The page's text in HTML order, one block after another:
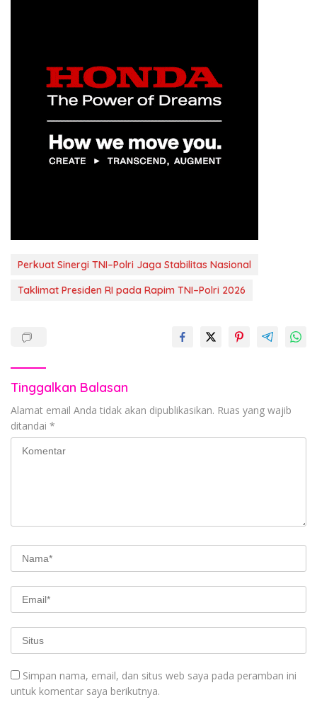
Perkuat Sinergi TNI–Polri Jaga Stabilitas Nasional
Taklimat Presiden RI pada Rapim TNI–Polri 2026
Tinggalkan Balasan
Alamat email Anda tidak akan dipublikasikan. Ruas yang wajib
ditandai *
Simpan nama, email, dan situs web saya pada peramban ini
untuk komentar saya berikutnya.